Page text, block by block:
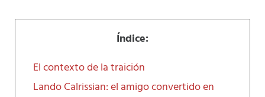
Índice:
El contexto de la traición
Lando Calrissian: el amigo convertido en